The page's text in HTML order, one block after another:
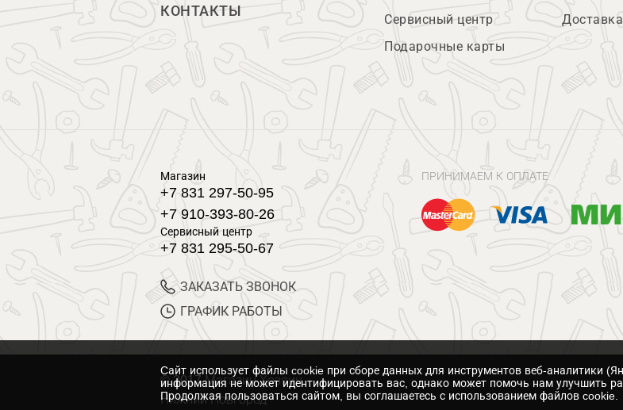
КОНТАКТЫ
Сервисный центр
Подарочные карты
Магазин
+7 831 297-50-95
+7 910-393-80-26
Сервисный центр
+7 831 295-50-67
ЗАКАЗАТЬ ЗВОНОК
ГРАФИК РАБОТЫ
ПРИНИМАЕМ К ОПЛАТЕ
© 2017 Магазин Хозяин
Нижний Новгород
Cайт использует файлы cookie при сборе данных для инструментов веб-аналитики
информация не может идентифицировать вас, однако может помочь нам улучшить
Продолжая пользоваться сайтом, вы соглашаетесь с использованием файлов cookie.